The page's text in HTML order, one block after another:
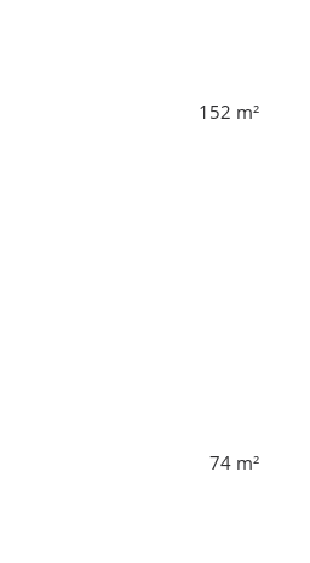
152 m²
74 m²